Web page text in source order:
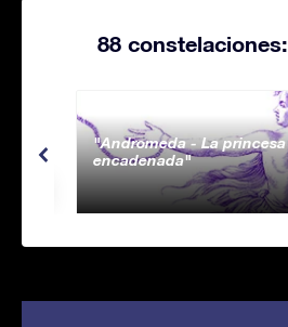
88 constelaciones:
Andromeda - La princesa
encadenada